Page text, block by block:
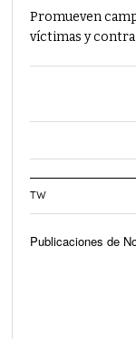
Promueven
víctimas y
TW
Publicaciones de